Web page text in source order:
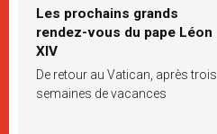
Les prochains grands
rendez-vous du pape Léon
XIV
De retour au Vatican, après trois
semaines de vacances